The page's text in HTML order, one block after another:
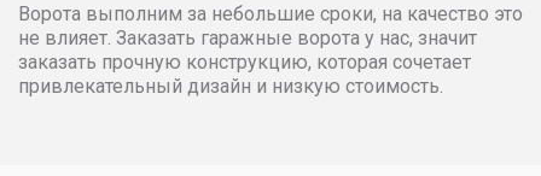
4100 190582 193810
4200 190750 193971
Ворота выполним за небольшие сроки, на качество это
не влияет. Заказать гаражные ворота у нас, значит
заказать прочную конструкцию, которая сочетает
привлекательный дизайн и низкую стоимость.